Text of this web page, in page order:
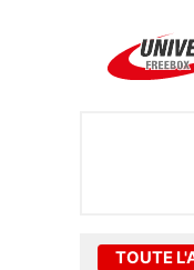
TOUTE